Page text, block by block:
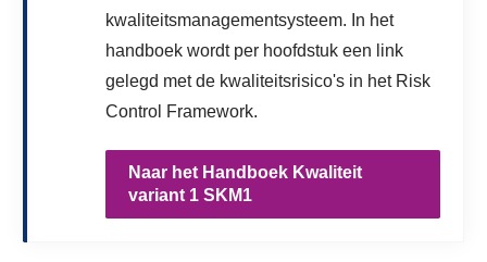
kwaliteitsmanagementsysteem. In het
handboek wordt per hoofdstuk een link
gelegd met de kwaliteitsrisico's in het Risk
Control Framework.
Naar het Handboek Kwaliteit
variant 1 SKM1